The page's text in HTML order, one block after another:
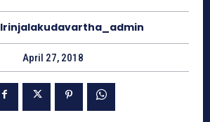
Irinjalakudavartha_admin
April 27, 2018